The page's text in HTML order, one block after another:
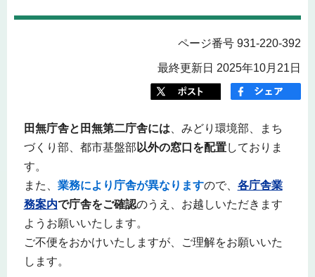
ページ番号 931-220-392
最終更新日 2025年10月21日
田無庁舎と田無第二庁舎には 、みどり環境部、まち
づくり部、都市基盤部 以外の窓口を配置しておりま
す。
また、 業務により庁舎が異なりますので、 各庁舎業
務案内で庁舎をご確認のうえ、お越しいただきます
ようお願いいたします。
ご不便をおかけいたしますが、ご理解をお願いいた
します。